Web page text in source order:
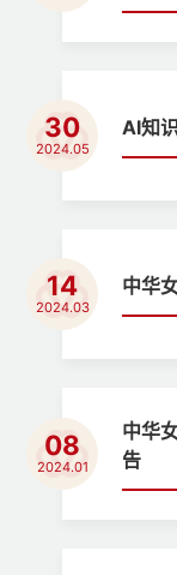
30
2024.05
AI知
14
2024.03
中华
08
2024.01
中华
告